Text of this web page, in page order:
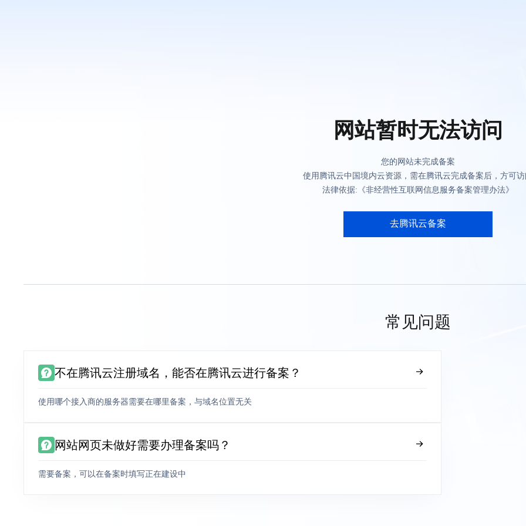
网站暂时无法访问
您的网站未完成备案
使用腾讯云中国境内云资源，需在腾讯云完成备案后，方可
法律依据:《非经营性互联网信息服务备案管理办法》
去腾讯云备案
常见问题
不在腾讯云注册域名，能否在腾讯云进行备案？
使用哪个接入商的服务器需要在哪里备案，与域名位置无关
网站网页未做好需要办理备案吗？
需要备案，可以在备案时填写正在建设中